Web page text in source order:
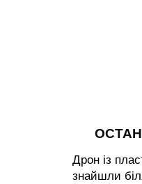
Дрон із
знайшли